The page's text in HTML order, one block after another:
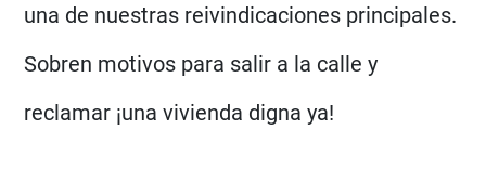
una de nuestras reivindicaciones principales.
Sobren motivos para salir a la calle y
reclamar ¡una vivienda digna ya!